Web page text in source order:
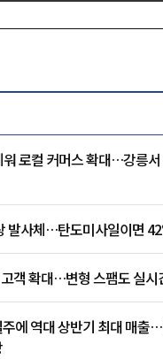
로컬 커머스 확대…강릉서
발사체…탄도미사일이면
객 확대…변형 스팸도 실시
에 역대 상반기 최대 매출